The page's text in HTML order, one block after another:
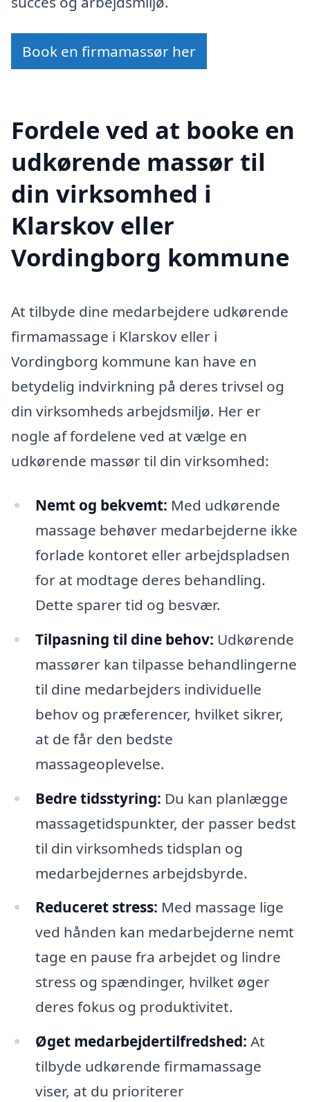
Book en firmamassør her
Fordele ved at booke en
udkørende massør til
din virksomhed i
Klarskov eller
Vordingborg kommune
At tilbyde dine medarbejdere udkørende
firmamassage i Klarskov eller i
Vordingborg kommune kan have en
betydelig indvirkning på deres trivsel og
din virksomheds arbejdsmiljø. Her er
nogle af fordelene ved at vælge en
udkørende massør til din virksomhed:
Nemt og bekvemt: Med udkørende
massage behøver medarbejderne ikke
forlade kontoret eller arbejdspladsen
for at modtage deres behandling.
Dette sparer tid og besvær.
Tilpasning til dine behov: Udkørende
massører kan tilpasse behandlingerne
til dine medarbejders individuelle
behov og præferencer, hvilket sikrer,
at de får den bedste
massageoplevelse.
Bedre tidsstyring: Du kan planlægge
massagetidspunkter, der passer bedst
til din virksomheds tidsplan og
medarbejdernes arbejdsbyrde.
Reduceret stress: Med massage lige
ved hånden kan medarbejderne nemt
tage en pause fra arbejdet og lindre
stress og spændinger, hvilket øger
deres fokus og produktivitet.
Øget medarbejdertilfredshed: At
tilbyde udkørende firmamassage
viser, at du prioriterer